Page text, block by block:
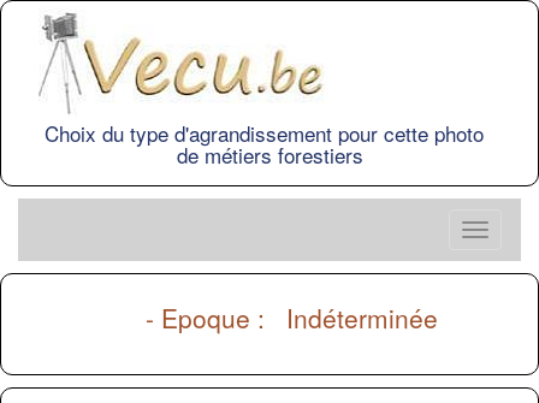
Choix du type d'agrandissement pour cette photo
de métiers forestiers
- Epoque : Indéterminée